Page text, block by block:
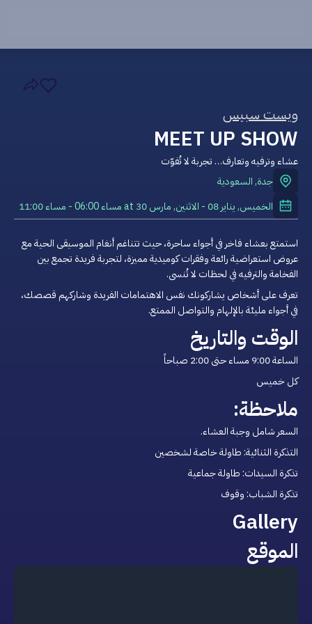
ويست سبيس
عشاء وترفيه وتعارف… تجربة لا تُفوّت
جدة, السعودية
الخميس, يناير 08 - الاثنين, مارس 30
at06:00 مساء - 11:00 مساء
الفخامة والترفيه في لحظات لا تُنسى.
في أجواء مليئة بالإلهام والتواصل الممتع.
الوقت والتاريخ
الساعة 9:00 مساء حتى 2:00 صباحاً
كل خميس
ملاحظة:
السعر شامل وجبة العشاء.
التذكرة الثنائية: طاولة خاصة لشخصين
تذكرة السيدات: طاولة جماعية
تذكرة الشباب: وقوف
Gallery
الموقع